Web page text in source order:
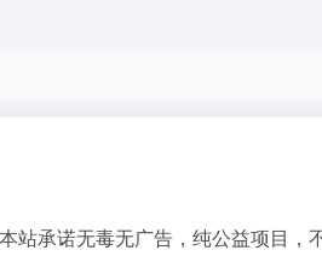
站承诺无毒无广告，纯公益项目，